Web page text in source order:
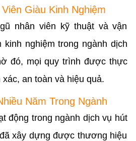
Giàu Kinh Nghiệm
nhân viên kỹ thuật và vận
kinh nghiệm trong ngành dịch
đó, mọi quy trình được thực
an toàn và hiệu quả.
Năm Trong Ngành
động trong ngành dịch vụ hút
xây dựng được thương hiệu